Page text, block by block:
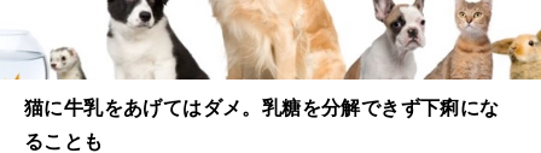
猫に牛乳をあげてはダメ。乳糖を分解できず下痢にな
ることも